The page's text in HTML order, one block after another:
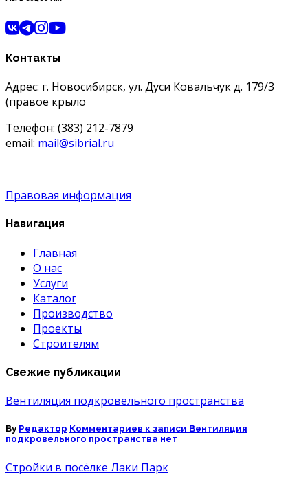
Контакты
Адрес: г. Новосибирск, ул. Дуси Ковальчук д. 179/3
(правое крыло
Телефон: (383) 212-7879
email: mail@sibrial.ru
Правовая информация
Навигация
Главная
О нас
Услуги
Каталог
Производство
Проекты
Строителям
Свежие публикации
Вентиляция подкровельного пространства
By Редактор Комментариев к записи Вентиляция
подкровельного пространства нет
Стройки в посёлке Лаки Парк